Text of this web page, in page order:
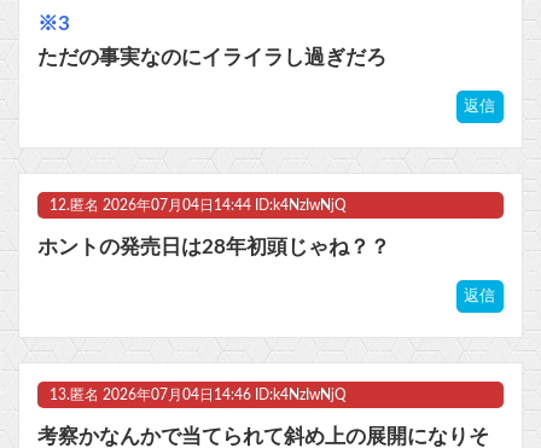
※3
ただの事実なのにイライラし過ぎだろ
返信
12. 匿名 2026年07月04日14:44 ID:k4NzIwNjQ
ホントの発売日は28年初頭じゃね？？
返信
13. 匿名 2026年07月04日14:46 ID:k4NzIwNjQ
考察かなんかで当てられて斜め上の展開になりそ